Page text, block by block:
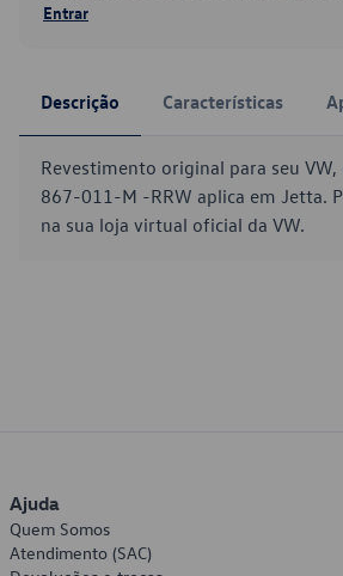
Entrar
Descrição Características
Revestimento original para seu
867-011-M -RRW aplica em Jetta.
na sua loja virtual oficial da VW.
Ajuda
Quem Somos
Atendimento (SAC)